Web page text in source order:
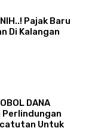
Pajak Baru
Di Kalangan
DANA
Perlindungan
Untuk